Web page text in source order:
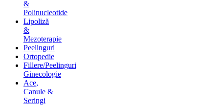
&
Polinucleotide
Lipoliză
&
Mezoterapie
Peelinguri
Ortopedie
Fillere/Peelinguri
Ginecologie
Ace,
Canule &
Seringi